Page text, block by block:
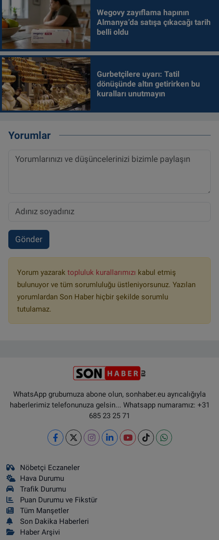
Wegovy zayıflama hapının
Almanya’da satışa çıkacağı tarih
belli oldu
Gurbetçilere uyarı: Tatil
dönüşünde altın getirirken bu
kuralları unutmayın
Yorumlar
Gönder
Yorum yazarak topluluk kurallarımızı kabul etmiş
bulunuyor ve tüm sorumluluğu üstleniyorsunuz. Yazılan
yorumlardan Son Haber hiçbir şekilde sorumlu
tutulamaz.
WhatsApp grubumuza abone olun, sonhaber.eu ayrıcalığıyla
haberlerimiz telefonunuza gelsin... Whatsapp numaramız: +31
685 23 25 71
Nöbetçi Eczaneler
Hava Durumu
Trafik Durumu
Puan Durumu ve Fikstür
Tüm Manşetler
Son Dakika Haberleri
Haber Arşivi